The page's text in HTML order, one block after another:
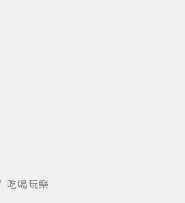
吃喝玩樂